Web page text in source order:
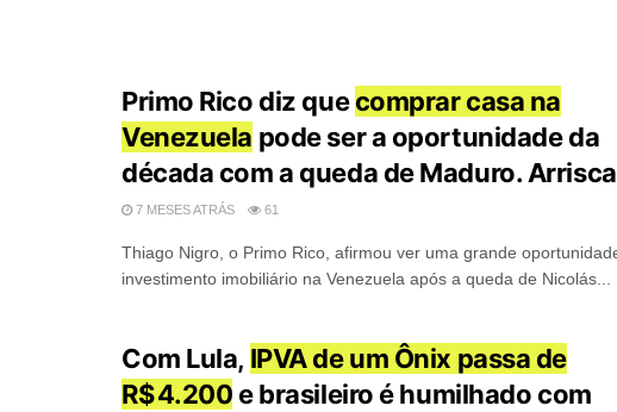
Primo Rico diz quecomprar casa na
Venezuela pode ser a oportunidade da
década com a queda de Maduro.
7 MESES ATRÁS 61
Thiago Nigro, o Primo Rico, afirmou ver uma grande
investimento imobiliário na Venezuela após a queda de Nicolás...
Com Lula, IPVA de um Ônix passa de
R$ 4.200 e brasileiro é humilhado com